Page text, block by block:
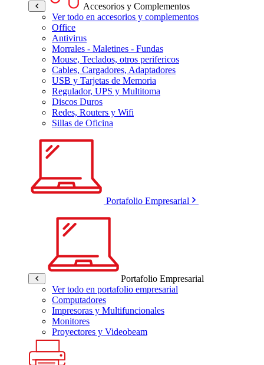
Accesorios y Complementos
Ver todo en accesorios y complementos
Office
Antivirus
Morrales - Maletines - Fundas
Mouse, Teclados, otros perifericos
Cables, Cargadores, Adaptadores
USB y Tarjetas de Memoria
Regulador, UPS y Multitoma
Discos Duros
Redes, Routers y Wifi
Sillas de Oficina
Portafolio Empresarial
Portafolio Empresarial
Ver todo en portafolio empresarial
Computadores
Impresoras y Multifuncionales
Monitores
Proyectores y Videobeam